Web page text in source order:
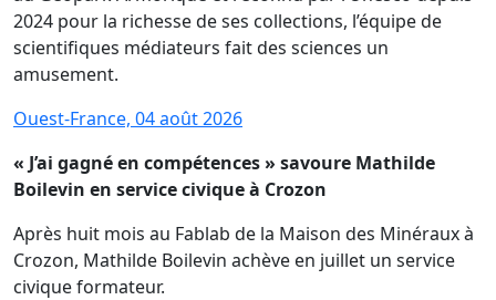
2024 pour la richesse de ses collections, l’équipe de
scientifiques médiateurs fait des sciences un
amusement.
Ouest-France, 04 août 2026
« J’ai gagné en compétences » savoure Mathilde
Boilevin en service civique à Crozon
Après huit mois au Fablab de la Maison des Minéraux à
Crozon, Mathilde Boilevin achève en juillet un service
civique formateur.